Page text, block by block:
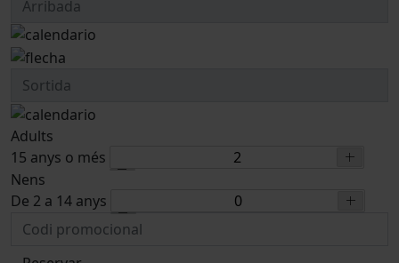
Adults
15 anys o més
Nens
De 2 a 14 anys